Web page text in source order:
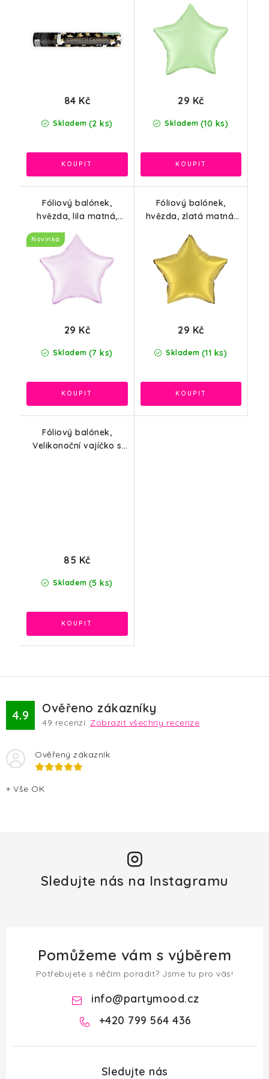
Skladem (2 ks)
84 Kč
Skladem (10 ks)
29 Kč
Fóliový balónek,
hvězda, lila matná,
Novinka
Skladem (7 ks)
29 Kč
Fóliový balónek,
hvězda, zlatá matná,
Skladem (11 ks)
29 Kč
Fóliový balónek,
Velikonoční vajíčko s
Skladem (5 ks)
85 Kč
4.9 Ověřeno zákazníky
49 recenzí. Zobrazit všechny recenze
Ověřený zákazník
+ Vše OK
Sledujte nás na Instagramu
Pomůžeme vám s výběrem
Potřebujete s něčím poradit? Jsme tu pro vás!
info@partymood.cz
+420 799 564 436